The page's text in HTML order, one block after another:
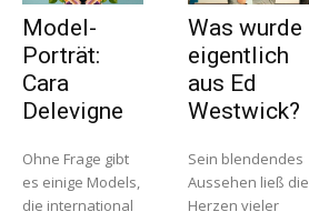
Model-
Porträt:
Cara
Delevigne
Ohne Frage gibt
es einige Models,
die international
Was wurde
eigentlich
aus Ed
Westwick?
Sein blendendes
Aussehen ließ die
Herzen vieler